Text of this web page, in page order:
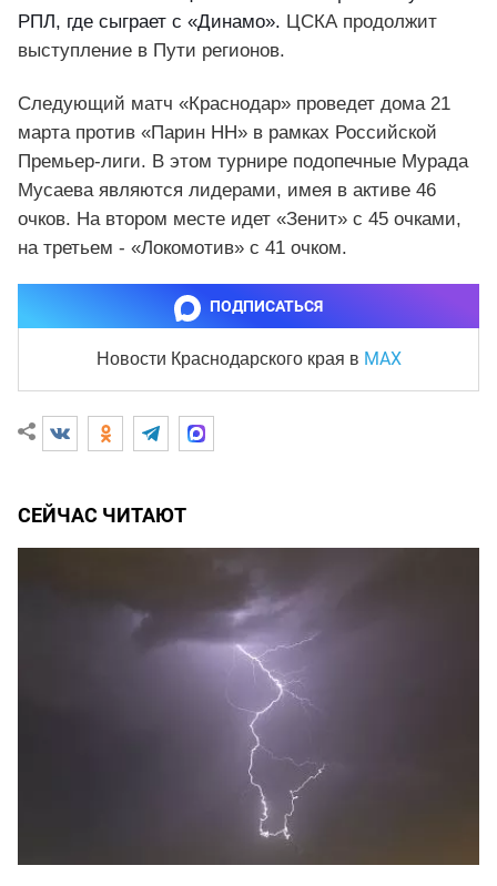
РПЛ, где сыграет с «Динамо». ЦСКА продолжит
выступление в Пути регионов.
Следующий матч «Краснодар» проведет дома 21
марта против «Парин НН» в рамках Российской
Премьер-лиги. В этом турнире подопечные Мурада
Мусаева являются лидерами, имея в активе 46
очков. На втором месте идет «Зенит» с 45 очками,
на третьем - «Локомотив» с 41 очком.
ПОДПИСАТЬСЯ
Новости Краснодарского края в MAX
СЕЙЧАС ЧИТАЮТ